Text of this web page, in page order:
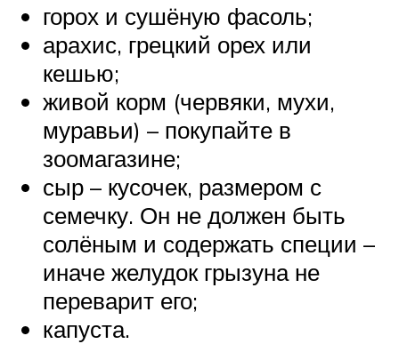
горох и сушёную фасоль;
арахис, грецкий орех или
кешью;
живой корм (червяки, мухи,
муравьи) – покупайте в
зоомагазине;
сыр – кусочек, размером с
семечку. Он не должен быть
солёным и содержать специи –
иначе желудок грызуна не
переварит его;
капуста.